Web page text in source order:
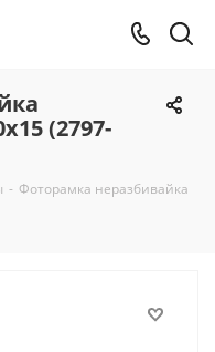
(2797-
- Фоторамка неразбивайка